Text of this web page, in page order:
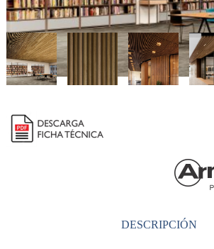
DESCRIPCIÓN